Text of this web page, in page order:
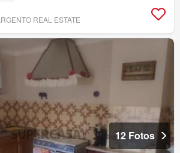
REAL ESTATE
12 Fotos